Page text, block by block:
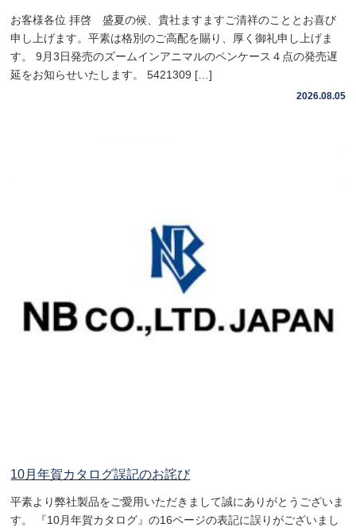
お客様各位 拝啓 盛夏の候、貴社ますますご清祥のこととお喜び
申し上げます。平素は格別のご高配を賜り、厚く御礼申し上げま
す。 9月3日発売のズームインアニマルのペンケース４点の発売遅
延をお知らせいたします。 5421309 […]
2026.08.05
10月年賀カタログ誤記のお詫び
平素より弊社製品をご愛用いただきまして誠にありがとうございま
す。 『10月年賀カタログ』の16ページの表記に誤りがございまし